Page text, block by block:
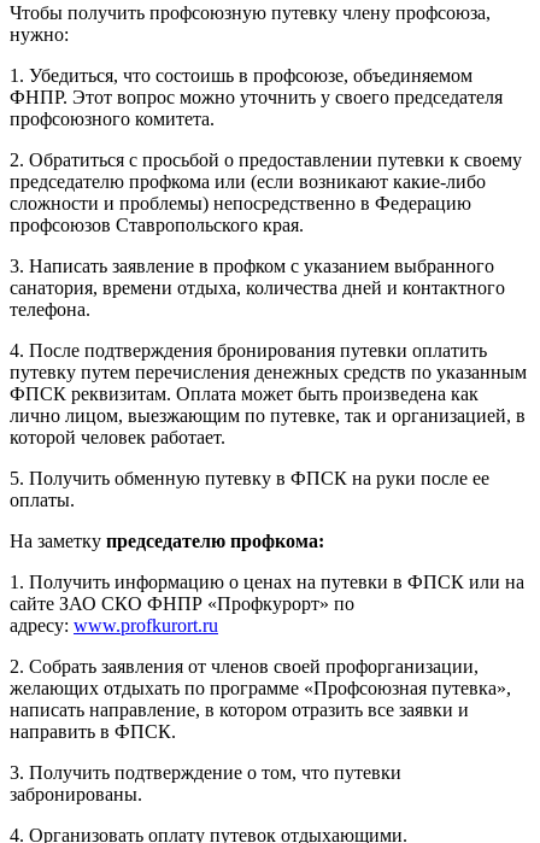
Чтобы получить профсоюзную путевку члену профсоюза,
нужно:
1.​ Убедиться, что состоишь в профсоюзе, объединяемом
ФНПР. Этот вопрос можно уточнить у своего председателя
профсоюзного комитета.
2.​ Обратиться с просьбой о предоставлении путевки к своему
председателю профкома или (если возникают какие-либо
сложности и проблемы) непосредственно в Федерацию
профсоюзов Ставропольского края.
3.​ Написать заявление в профком с указанием выбранного
санатория, времени отдыха, количества дней и контактного
телефона.
4.​ После подтверждения бронирования путевки оплатить
путевку путем перечисления денежных средств по указанным
ФПСК реквизитам. Оплата может быть произведена как
лично лицом, выезжающим по путевке, так и организацией, в
которой человек работает.
5.​ Получить обменную путевку в ФПСК на руки после ее
оплаты.
На заметку председателю профкома:
1.​ Получить информацию о ценах на путевки в ФПСК или на
сайте ЗАО СКО ФНПР «Профкурорт» по
адресу: www.profkurort.ru
2.​ Собрать заявления от членов своей профорганизации,
желающих отдыхать по программе «Профсоюзная путевка»,
написать направление, в котором отразить все заявки и
направить в ФПСК.
3.​ Получить подтверждение о том, что путевки
забронированы.
4.​ Организовать оплату путевок отдыхающими.